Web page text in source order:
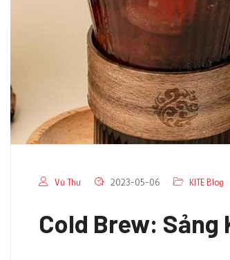
Vũ Thư 2023-05-06 KITE Blog
Cold Brew: Sảng